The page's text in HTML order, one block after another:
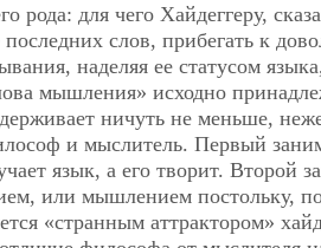
рода: для чего Хайдеггеру,
слов, прибегать к
наделяя ее статусом
мышления» исходно
ничуть не меньше,
и мыслитель. Первый
язык, а его творит. Второй
или мышлением постольку,
«странным аттрактором»